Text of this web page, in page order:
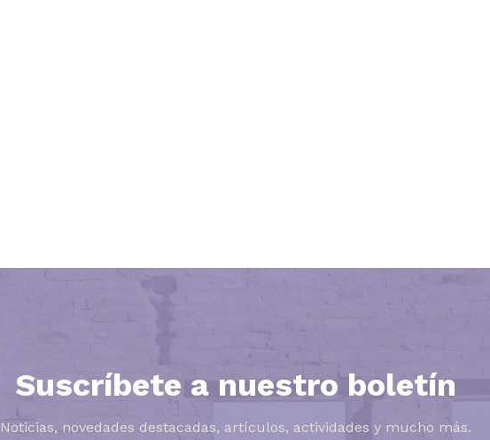
Suscríbete a nuestro boletín
Noticias, novedades destacadas, artículos, actividades y mucho más.